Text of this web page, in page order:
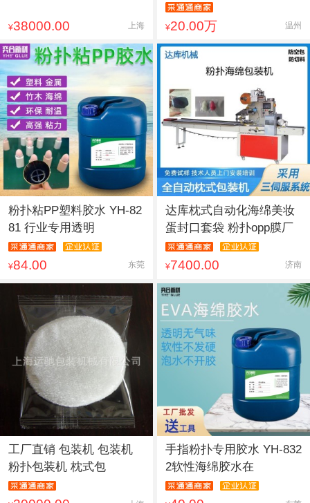
¥38000.00 上海 ¥20.00万 温州
粉扑粘PP塑料胶水 YH-82
81 行业专用透明
¥84.00 东莞
达库枕式自动化海绵美妆
蛋封口套袋 粉扑opp膜厂
¥7400.00 济南
工厂直销 包装机 包装机
粉扑包装机 枕式包
手指粉扑专用胶水 YH-832
2软性海绵胶水在